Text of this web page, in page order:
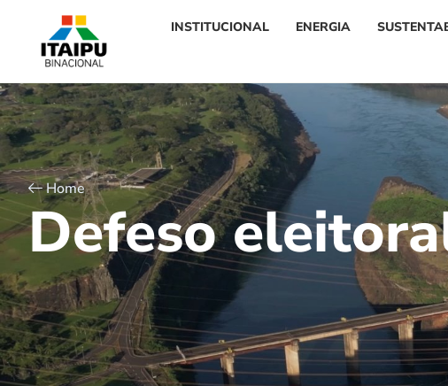
INSTITUCIONAL ENERGIA
Home
Defeso eleitora